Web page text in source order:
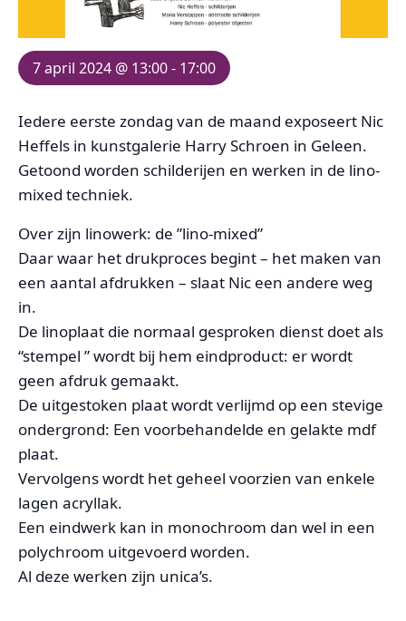
7 april 2024 @ 13:00- 17:00
Iedere eerste zondag van de maand exposeert Nic
Heffels in kunstgalerie Harry Schroen in Geleen.
Getoond worden schilderijen en werken in de lino-
mixed techniek.
Over zijn linowerk: de ”lino-mixed”
Daar waar het drukproces begint – het maken van
een aantal afdrukken – slaat Nic een andere weg
in.
De linoplaat die normaal gesproken dienst doet als
“stempel ” wordt bij hem eindproduct: er wordt
geen afdruk gemaakt.
De uitgestoken plaat wordt verlijmd op een stevige
ondergrond: Een voorbehandelde en gelakte mdf
plaat.
Vervolgens wordt het geheel voorzien van enkele
lagen acryllak.
Een eindwerk kan in monochroom dan wel in een
polychroom uitgevoerd worden.
Al deze werken zijn unica’s.